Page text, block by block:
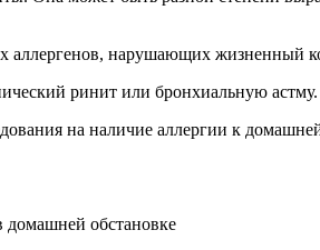
аллергенов, нарушающих жизненный
ринит или бронхиальную астму.
на наличие аллергии к
домашней обстановке